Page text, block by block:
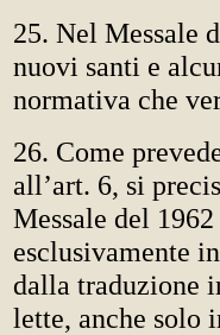
25. Nel Messale
nuovi santi e
normativa che
26. Come
all’art. 6, si
Messale del
esclusivamente
dalla traduzione
lette, anche solo